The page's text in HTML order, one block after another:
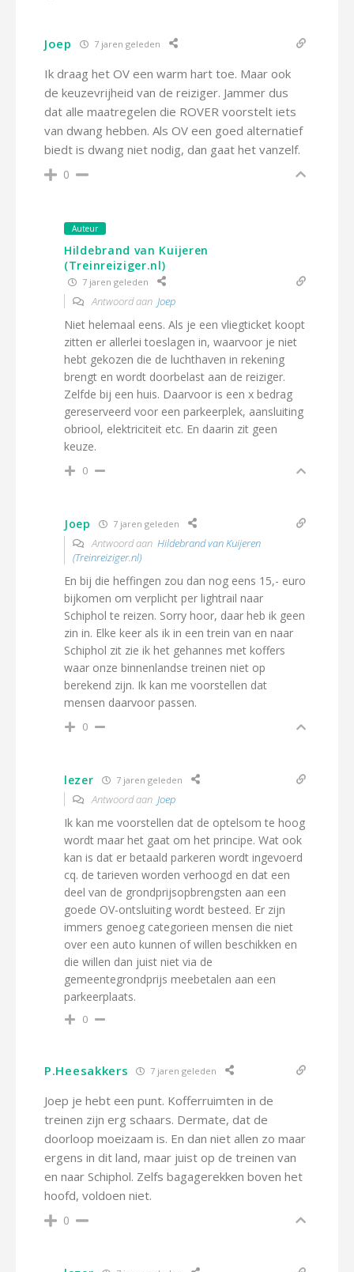
Joep 7 jaren geleden
Ik draag het OV een warm hart toe. Maar ook
de keuzevrijheid van de reiziger. Jammer dus
dat alle maatregelen die ROVER voorstelt iets
van dwang hebben. Als OV een goed alternatief
biedt is dwang niet nodig, dan gaat het vanzelf.
0
Auteur
Hildebrand van Kuijeren
(Treinreiziger.nl)
7 jaren geleden
Antwoord aan Joep
Niet helemaal eens. Als je een vliegticket koopt
zitten er allerlei toeslagen in, waarvoor je niet
hebt gekozen die de luchthaven in rekening
brengt en wordt doorbelast aan de reiziger.
Zelfde bij een huis. Daarvoor is een x bedrag
gereserveerd voor een parkeerplek, aansluiting
obriool, elektriciteit etc. En daarin zit geen
keuze.
0
Joep 7 jaren geleden
Antwoord aan Hildebrand van Kuijeren
(Treinreiziger.nl)
En bij die heffingen zou dan nog eens 15,- euro
bijkomen om verplicht per lightrail naar
Schiphol te reizen. Sorry hoor, daar heb ik geen
zin in. Elke keer als ik in een trein van en naar
Schiphol zit zie ik het gehannes met koffers
waar onze binnenlandse treinen niet op
berekend zijn. Ik kan me voorstellen dat
mensen daarvoor passen.
0
lezer 7 jaren geleden
Antwoord aan Joep
Ik kan me voorstellen dat de optelsom te hoog
wordt maar het gaat om het principe. Wat ook
kan is dat er betaald parkeren wordt ingevoerd
cq. de tarieven worden verhoogd en dat een
deel van de grondprijsopbrengsten aan een
goede OV-ontsluiting wordt besteed. Er zijn
immers genoeg categorieen mensen die niet
over een auto kunnen of willen beschikken en
die willen dan juist niet via de
gemeentegrondprijs meebetalen aan een
parkeerplaats.
0
P.Heesakkers 7 jaren geleden
Joep je hebt een punt. Kofferruimten in de
treinen zijn erg schaars. Dermate, dat de
doorloop moeizaam is. En dan niet allen zo maar
ergens in dit land, maar juist op de treinen van
en naar Schiphol. Zelfs bagagerekken boven het
hoofd, voldoen niet.
0